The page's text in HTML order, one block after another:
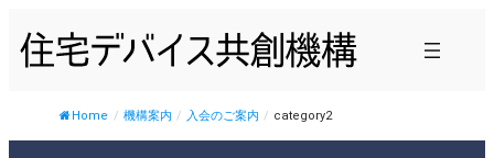
容
キ
Home / 機構案内 / 入会のご案内 / category2